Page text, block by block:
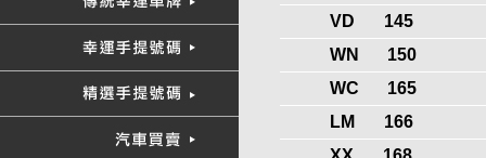
VD
145
WN
150
WC
165
LM
166